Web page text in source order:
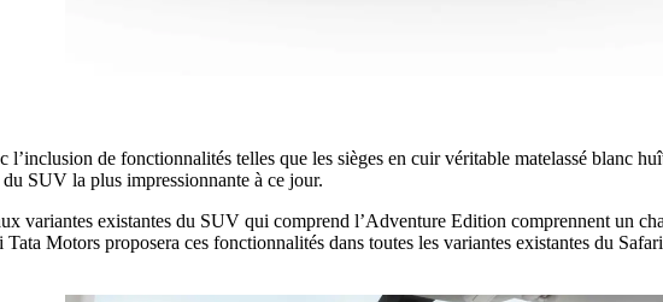
de fonctionnalités telles que les sièges en cuir véritable matelassé blanc
SUV la plus impressionnante à ce jour.
variantes existantes du SUV qui comprend l’Adventure Edition comprennent un
Motors proposera ces fonctionnalités dans toutes les variantes existantes du